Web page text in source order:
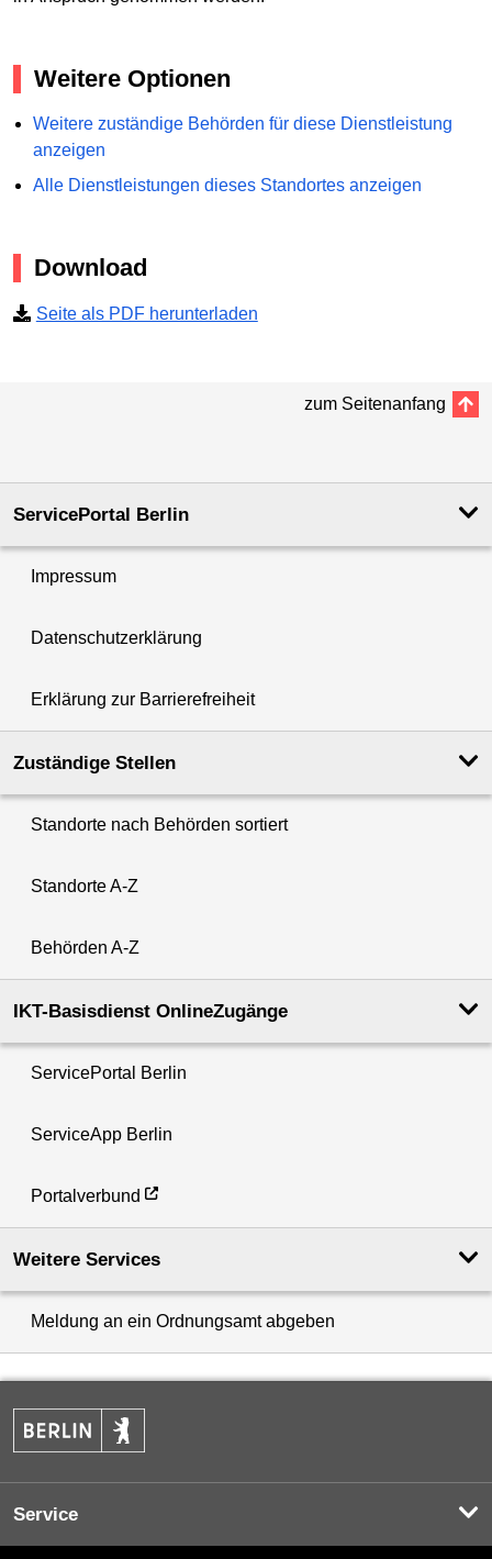
Weitere Optionen
Weitere zuständige Behörden für diese Dienstleistung
anzeigen
Alle Dienstleistungen dieses Standortes anzeigen
Download
Seite als PDF herunterladen
zum Seitenanfang
ServicePortal Berlin
Impressum
Datenschutzerklärung
Erklärung zur Barrierefreiheit
Zuständige Stellen
Standorte nach Behörden sortiert
Standorte A-Z
Behörden A-Z
IKT-Basisdienst OnlineZugänge
ServicePortal Berlin
ServiceApp Berlin
Portalverbund
Weitere Services
Meldung an ein Ordnungsamt abgeben
Service